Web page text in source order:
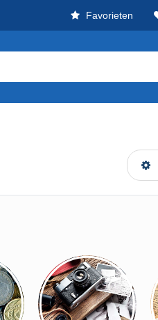
Favorieten